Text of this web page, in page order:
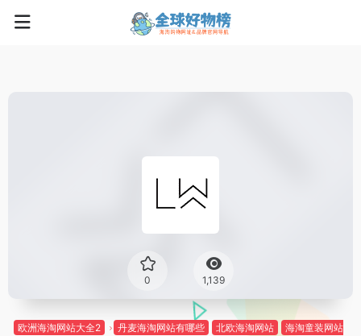
0 1,139
欧洲海淘网站大全2 丹麦海淘网站有哪些 北欧海淘网站
海淘童装网站